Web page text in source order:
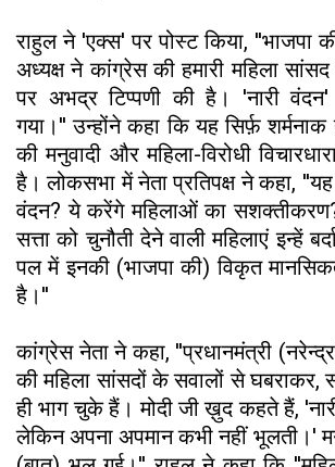
राहुल ने 'एक्स' पर पोस्ट किया, ''भाजपा
अध्यक्ष ने कांग्रेस की हमारी महिला
पर अभद्र टिप्पणी की है। 'नारी
गया।'' उन्होंने कहा कि यह सिर्फ़ शर्मनाक
की मनुवादी और महिला-विरोधी
है। लोकसभा में नेता प्रतिपक्ष ने कहा, ''यह
वंदन? ये करेंगे महिलाओं का
सत्ता को चुनौती देने वाली महिलाएं इन्हें
पल में इनकी (भाजपा की) विकृत
है।''
कांग्रेस नेता ने कहा, ''प्रधानमंत्री
की महिला सांसदों के सवालों से
ही भाग चुके हैं। मोदी जी ख़ुद कहते हैं,
लेकिन अपना अपमान कभी नहीं भूलती।'